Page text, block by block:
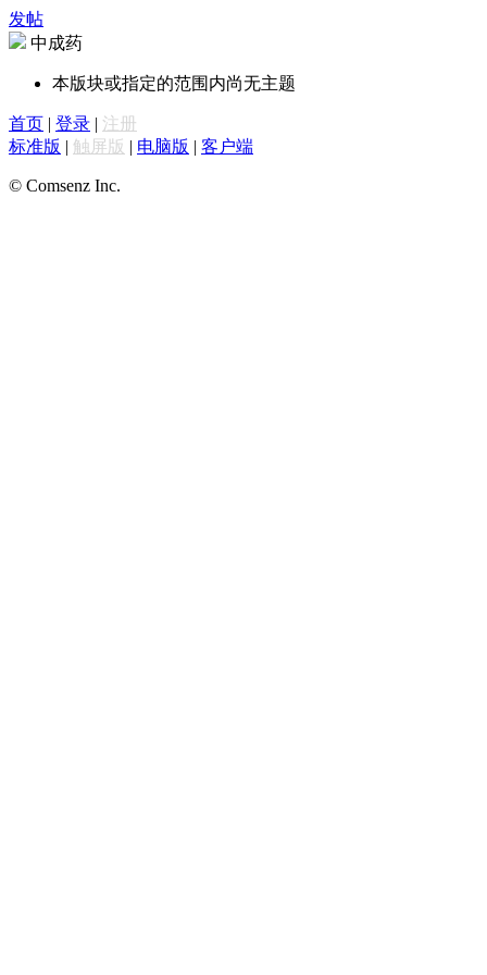
发帖
中成药
本版块或指定的范围内尚无主题
首页 | 登录 | 注册
标准版 | 触屏版 | 电脑版 | 客户端
© Comsenz Inc.